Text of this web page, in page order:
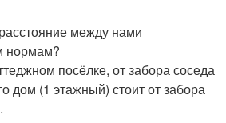
между нами
нормам?
посёлке, от забора соседа
дом (1 этажный) стоит от забора